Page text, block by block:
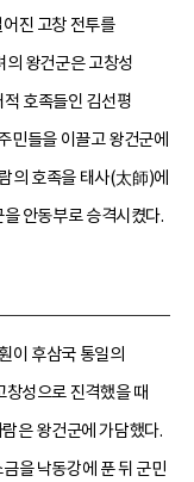
진 고창 전투를
의 왕건군은 고창성
호족들인 김선평
들을 이끌고 왕건군에
의 호족을 태사(太師)에
안동부로 승격시켰다.
이 후삼국 통일의
창성으로 진격했을 때
은 왕건군에 가담했다.
을 낙동강에 푼 뒤 군민